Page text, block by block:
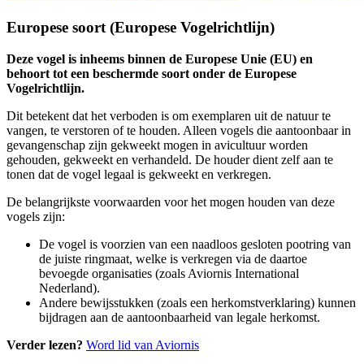
Europese soort (Europese Vogelrichtlijn)
Deze vogel is inheems binnen de Europese Unie (EU) en
behoort tot een beschermde soort onder de Europese
Vogelrichtlijn.
Dit betekent dat het verboden is om exemplaren uit de natuur te
vangen, te verstoren of te houden. Alleen vogels die aantoonbaar in
gevangenschap zijn gekweekt mogen in avicultuur worden
gehouden, gekweekt en verhandeld. De houder dient zelf aan te
tonen dat de vogel legaal is gekweekt en verkregen.
De belangrijkste voorwaarden voor het mogen houden van deze
vogels zijn:
De vogel is voorzien van een naadloos gesloten pootring van
de juiste ringmaat, welke is verkregen via de daartoe
bevoegde organisaties (zoals Aviornis International
Nederland).
Andere bewijsstukken (zoals een herkomstverklaring) kunnen
bijdragen aan de aantoonbaarheid van legale herkomst.
Verder lezen? Word lid van Aviornis